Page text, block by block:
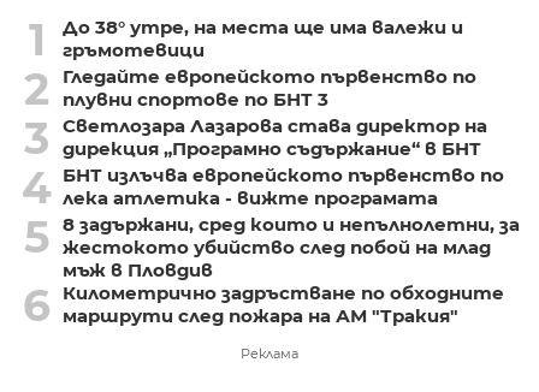
1
До 38° утре, на места ще има валежи и
гръмотевици
2
Гледайте европейското първенство по
плувни спортове по БНТ 3
3
Светлозара Лазарова става директор на
дирекция „Програмно съдържание“ в БНТ
4 БНТ излъчва европейското първенство по
лека атлетика - вижте програмата
5 8 задържани, сред които и непълнолетни, за
жестокото убийство след побой на млад
мъж в Пловдив
6
Километрично задръстване по обходните
маршрути след пожара на АМ "Тракия"
Реклама